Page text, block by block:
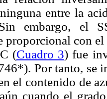
entre la
embargo, el
proporcional con
(Cuadro 3) fue
Por tanto, se
el contenido de
cuando el